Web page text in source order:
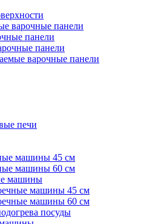
варочные панели
панели
панели
варочные панели
печи
машины 45 см
машины 60 см
машины
машины 45 см
машины 60 см
посуды